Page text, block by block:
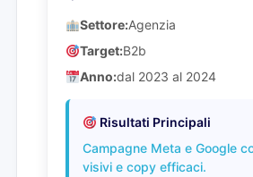
Settore:Agenzia
Target:B2b
Anno:dal 2023 al 2024
Risultati Principali
Campagne Meta e Google
visivi e copy efficaci.